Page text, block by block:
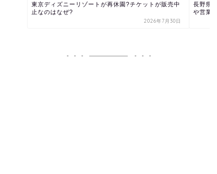
東京ディズニーリゾートが再休園?チケットが販売中
止なのはなぜ?
2026年7月30日
長野県
や営業